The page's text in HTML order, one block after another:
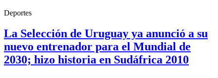
Deportes
La Selección de Uruguay ya anunció a su
nuevo entrenador para el Mundial de
2030; hizo historia en Sudáfrica 2010